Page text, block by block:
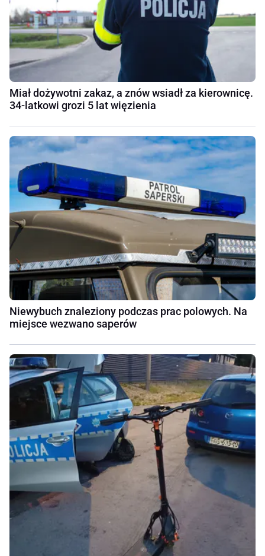
Miał dożywotni zakaz, a znów wsiadł za kierownicę.
34-latkowi grozi 5 lat więzienia
Niewybuch znaleziony podczas prac polowych. Na
miejsce wezwano saperów